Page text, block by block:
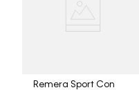
Remera Sport Con